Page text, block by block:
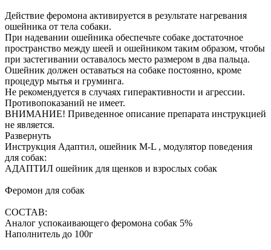
Действие феромона активируется в результате нагревания
ошейника от тела собаки.
При надевании ошейника обеспечьте собаке достаточное
пространство между шеей и ошейником таким образом, чтобы
при застегивании оставалось место размером в два пальца.
Ошейник должен оставаться на собаке постоянно, кроме
процедур мытья и груминга.
Не рекомендуется в случаях гиперактивности и агрессии.
Противопоказаний не имеет.
ВНИМАНИЕ! Приведенное описание препарата инструкцией
не является.
Развернуть
Инструкция Адаптил, ошейник M-L , модулятор поведения
для собак:
АДАПТИЛ ошейник для щенков и взрослых собак
Феромон для собак
СОСТАВ:
Аналог успокаивающего феромона собак 5%
Наполнитель до 100г